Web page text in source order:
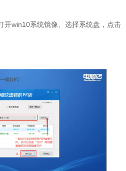
开win10系统镜像、选择系统盘，点击